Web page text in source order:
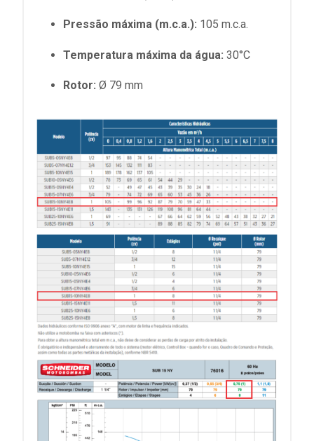
Pressão máxima (m.c.a.): 105 m.c.a.
Temperatura máxima da água: 30°C
Rotor: Ø 79 mm